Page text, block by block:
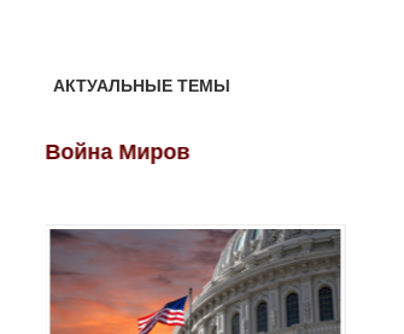
АКТУАЛЬНЫЕ ТЕМЫ
Война Миров